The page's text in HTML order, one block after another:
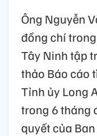
Ông Nguyễn
đồng chí
Tây Ninh tập
thảo Báo cáo
Tỉnh ủy Long
trong 6 tháng
quyết của